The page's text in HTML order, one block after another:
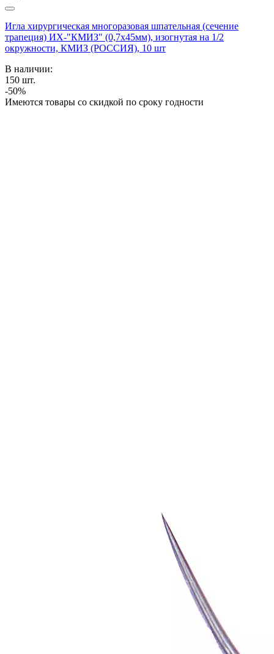
Игла хирургическая многоразовая шпательная (сечение
трапеция) ИХ-"КМИЗ" (0,7х45мм), изогнутая на 1/2
окружности, КМИЗ (РОССИЯ), 10 шт
В наличии:
150 шт.
-50%
Имеются товары со скидкой по сроку годности